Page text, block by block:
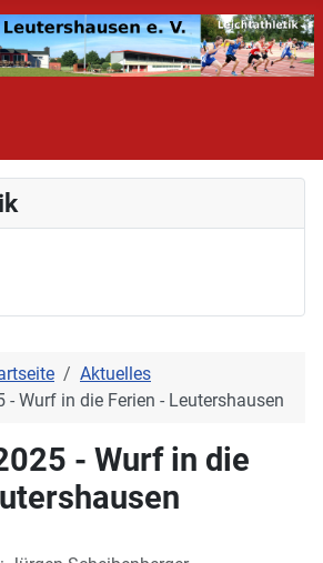
Aktuelles
- Wurf in die Ferien - Leutershausen
- Wurf in die